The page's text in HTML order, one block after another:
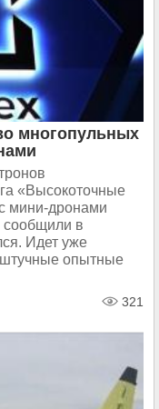
многопульных
«Высокоточные
мини-дронами
сообщили в
Идет уже
опытные
321